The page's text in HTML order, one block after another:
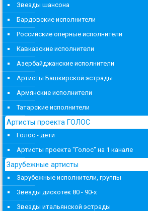
Звезды шансона
Бардовские исполнители
Российские оперные исполнители
Кавказские исполнители
Азербайджанские исполнители
Артисты Башкирской эстрады
Армянские исполнители
Татарские исполнители
Артисты проекта ГОЛОС
Голос - дети
Артисты проекта "Голос" на 1 канале
Зарубежные артисты
Зарубежные исполнители, группы
Звезды дискотек 80 - 90-х
Звезды итальянской эстрады